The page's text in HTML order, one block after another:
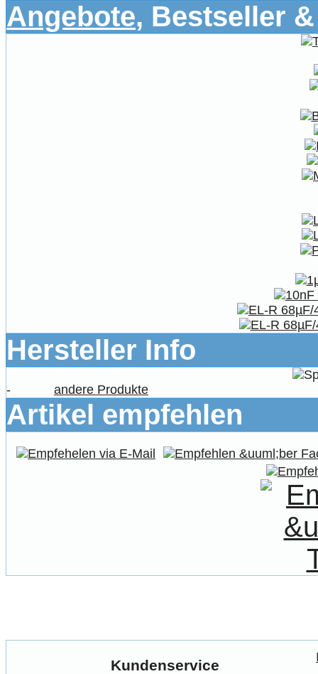
Angebote, Bestseller
Hersteller Info
- andere Produkte
Artikel empfehlen
Kundenservice